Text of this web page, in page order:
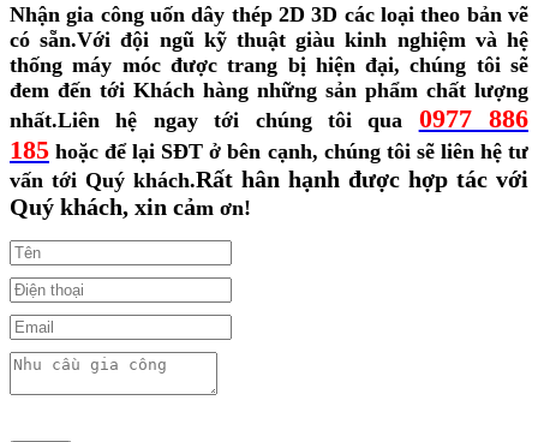
Nhận gia công uốn dây thép 2D 3D các loại theo bản vẽ
có sẵn.Với đội ngũ kỹ thuật giàu kinh nghiệm và hệ
thống máy móc được trang bị hiện đại, chúng tôi sẽ
đem đến tới Khách hàng những sản phẩm chất lượng
nhất.Liên hệ ngay tới chúng tôi qua 0977 886
185 hoặc để lại SĐT ở bên cạnh, chúng tôi sẽ liên hệ tư
vấn tới Quý khách.Rất hân hạnh được hợp tác với
Quý khách, xin cảm ơn!